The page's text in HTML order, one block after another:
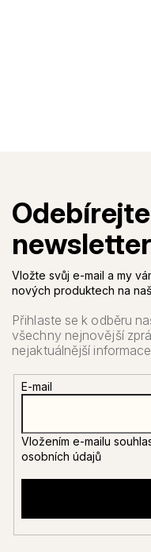
Vložte svůj e-mail a my
nových produktech na
E-mail
Vložením e-mailu
osobních údajů